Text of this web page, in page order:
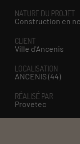
NATURE DU PROJET
Construction en
CLIENT
Ville d'Ancenis
LOCALISATION
ANCENIS (44)
RÉALISÉ PAR
Provetec